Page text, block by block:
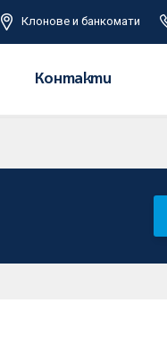
Клонове и банкомати
Контакти